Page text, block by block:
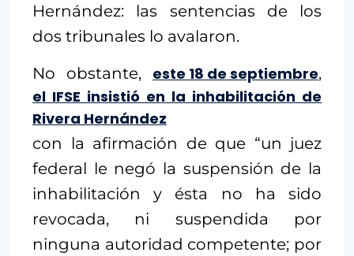
Hernández: las sentencias de los
dos tribunales lo avalaron.
No obstante, este 18 de septiembre,
el IFSE insistió en la inhabilitación de
Rivera Hernández
con la afirmación de que “un juez
federal le negó la suspensión de la
inhabilitación y ésta no ha sido
revocada, ni suspendida por
ninguna autoridad competente; por